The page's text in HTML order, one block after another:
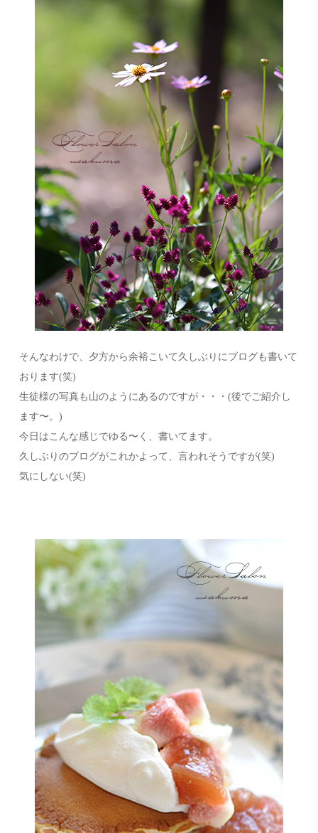
そんなわけで、夕方から余裕こいて久しぶりにブログも書いて
おります(笑)
生徒様の写真も山のようにあるのですが・・・(後でご紹介し
ます〜。)
今日はこんな感じでゆる〜く、書いてます。
久しぶりのブログがこれかよって、言われそうですが(笑)
気にしない(笑)